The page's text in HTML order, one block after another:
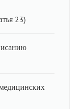
23)